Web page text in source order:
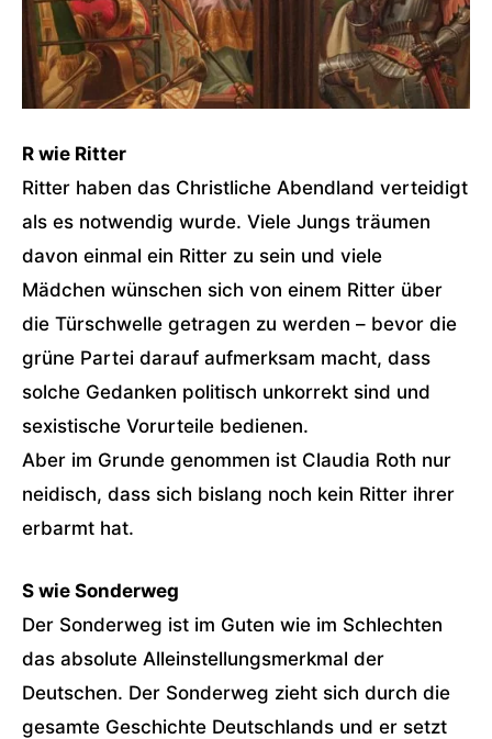
R wie Ritter
Ritter haben das Christliche Abendland verteidigt
als es notwendig wurde. Viele Jungs träumen
davon einmal ein Ritter zu sein und viele
Mädchen wünschen sich von einem Ritter über
die Türschwelle getragen zu werden – bevor die
grüne Partei darauf aufmerksam macht, dass
solche Gedanken politisch unkorrekt sind und
sexistische Vorurteile bedienen.
Aber im Grunde genommen ist Claudia Roth nur
neidisch, dass sich bislang noch kein Ritter ihrer
erbarmt hat.
S wie Sonderweg
Der Sonderweg ist im Guten wie im Schlechten
das absolute Alleinstellungsmerkmal der
Deutschen. Der Sonderweg zieht sich durch die
gesamte Geschichte Deutschlands und er setzt